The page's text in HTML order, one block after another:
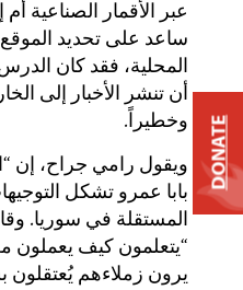
عبر الأقمار الصناعية
ساعد على تحديد الموقع
المحلية، فقد كان
أن تنشر الأخبار إلى
وخطيراً.
ويقول رامي جراح، إن
بابا عمرو تشكل
المستقلة في سوريا.
“يتعلمون كيف يعملون
يرون زملاءهم يُعتقلون
DONATE